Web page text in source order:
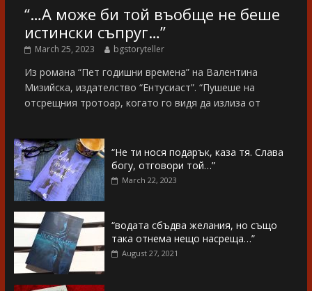
“…А може би той въобще не беше
истински съпруг…”
March 25, 2023 bgstoryteller
Из романа “Пет годишни времена” на Валентина
Мизийска, издателство “Ентусиаст”. “Пушеше на
отсрещния тротоар, когато го видя да излиза от
“Не ти нося подарък, каза тя. Слава
богу, отговори той…”
March 22, 2023
“водата сбъдва желания, но също
така отнема нещо насреща…”
August 27, 2021